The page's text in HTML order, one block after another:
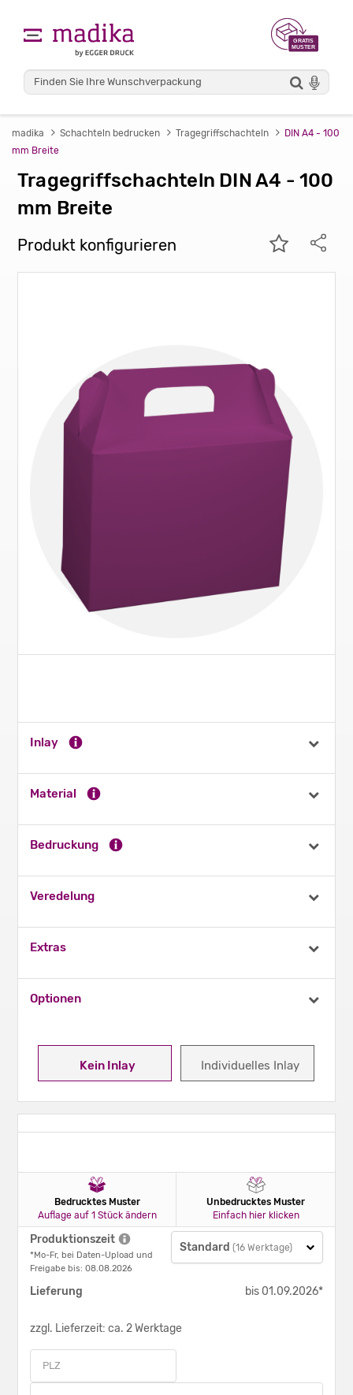
madika Schachteln bedrucken Tragegriffschachteln
DIN A4 - 100
mm Breite
Tragegriffschachteln DIN A4 - 100
mm Breite
Produkt konfigurieren
Kein Inlay Individuelles Inlay
Inlay
Material
Bedruckung
Veredelung
Extras
Optionen
Bedrucktes Muster
Auflage auf 1 Stück ändern
Unbedrucktes Muster
Einfach hier klicken
Produktionszeit
*Mo-Fr, bei Daten-Upload und
Freigabe bis: 08.08.2026
Standard (16 Werktage)
Lieferung bis 01.09.2026*
zzgl. Lieferzeit: ca. 2 Werktage